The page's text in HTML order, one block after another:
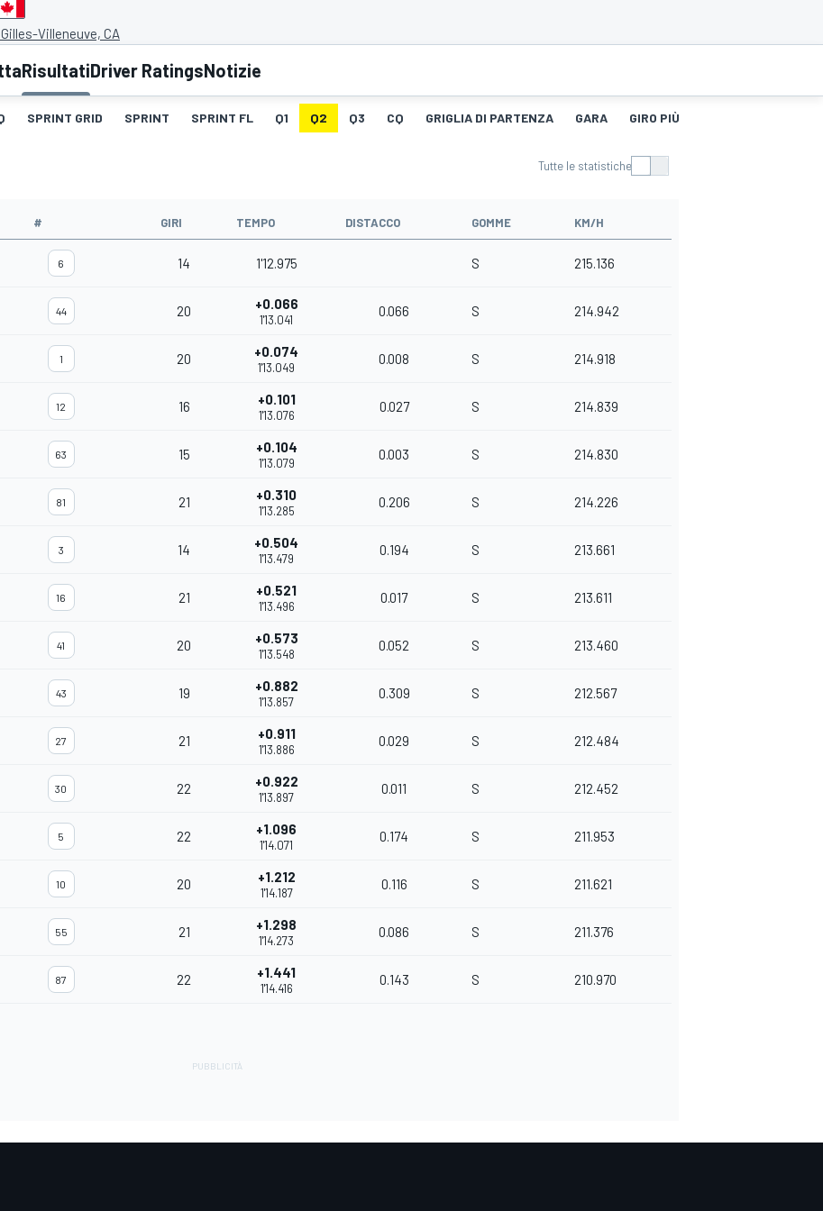
Villeneuve, CA
RisultatiDriver RatingsNotizie
SPRINT GRID SPRINT SPRINT FL Q1 Q2 Q3 CQ GRIGLIA DI PARTENZA GARA GIRO PIÙ VELOCE
Tutte le statistiche
# GIRI TEMPO DISTACCO GOMME KM/H
6 14 1'12.975 S 215.136
44 20 +0.066
1'13.041
0.066 S 214.942
1 20 +0.074
1'13.049
0.008 S 214.918
12 16 +0.101
1'13.076
0.027 S 214.839
63 15 +0.104
1'13.079
0.003 S 214.830
81 21 +0.310
1'13.285
0.206 S 214.226
3 14 +0.504
1'13.479
0.194 S 213.661
16 21 +0.521
1'13.496
0.017 S 213.611
41 20 +0.573
1'13.548
0.052 S 213.460
43 19 +0.882
1'13.857
0.309 S 212.567
27 21 +0.911
1'13.886
0.029 S 212.484
30 22 +0.922
1'13.897
0.011 S 212.452
5 22 +1.096
1'14.071
0.174 S 211.953
10 20 +1.212
1'14.187
0.116 S 211.621
55 21 +1.298
1'14.273
0.086 S 211.376
87 22 +1.441
1'14.416
0.143 S 210.970